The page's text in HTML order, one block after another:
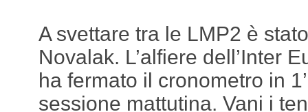
A svettare tra le LMP2 è
Novalak. L’alfiere dell’Inter
ha fermato il cronometro in
sessione mattutina. Vani i